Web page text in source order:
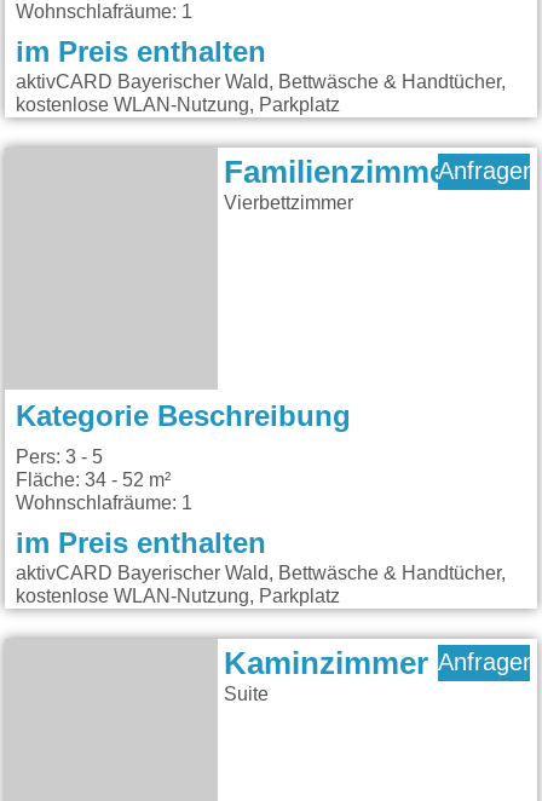
Wohnschlafräume: 1
im Preis enthalten
aktivCARD Bayerischer Wald, Bettwäsche & Handtücher,
kostenlose WLAN-Nutzung, Parkplatz
Familienzimmer
Vierbettzimmer
Anfragen
Kategorie Beschreibung
Pers: 3 - 5
Fläche: 34 - 52 m²
Wohnschlafräume: 1
im Preis enthalten
aktivCARD Bayerischer Wald, Bettwäsche & Handtücher,
kostenlose WLAN-Nutzung, Parkplatz
Kaminzimmer
Suite
Anfragen